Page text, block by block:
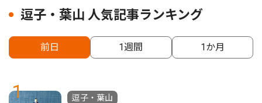
逗子・葉山 人気記事ランキング
前日 1週間 1か月
1
逗子・葉山